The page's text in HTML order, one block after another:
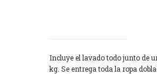
Incluye el lavado todo junto de
kg. Se entrega toda la ropa